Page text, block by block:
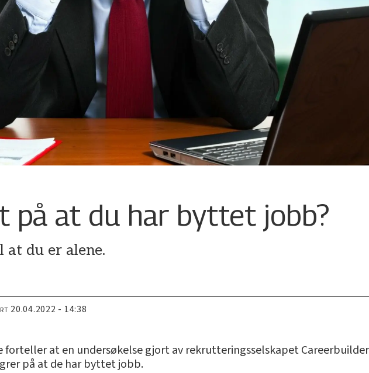
på at du har byttet jobb?
du er alene.
20.04.2022 - 14:38
forteller at en undersøkelse gjort av rekrutteringsselskapet
på at de har byttet jobb.